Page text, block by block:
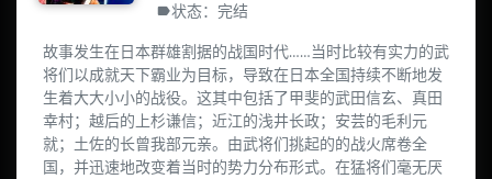
状态：完结
故事发生在日本群雄割据的战国时代……当时比较有实力的武
将们以成就天下霸业为目标，导致在日本全国持续不断地发
生着大大小小的战役。这其中包括了甲斐的武田信玄、真田
幸村；越后的上杉谦信；近江的浅井长政；安芸的毛利元
就；土佐的长曾我部元亲。由武将们挑起的的战火席卷全
国，并迅速地改变着当时的势力分布形式。在猛将们毫无厌